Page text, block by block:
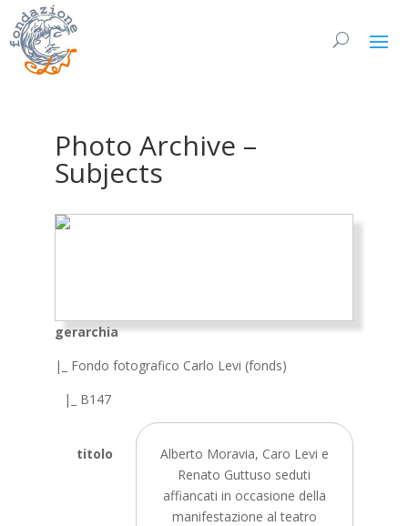
Photo Archive –
Subjects
gerarchia
|_ Fondo fotografico Carlo Levi (fonds)
|_ B147
titolo
Alberto Moravia, Caro Levi e
Renato Guttuso seduti
affiancati in occasione della
manifestazione al teatro